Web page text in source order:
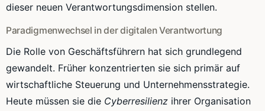
dieser neuen Verantwortungsdimension stellen.
Paradigmenwechsel in der digitalen Verantwortung
Die Rolle von Geschäftsführern hat sich grundlegend
gewandelt. Früher konzentrierten sie sich primär auf
wirtschaftliche Steuerung und Unternehmensstrategie.
Heute müssen sie die Cyberresilienz ihrer Organisation